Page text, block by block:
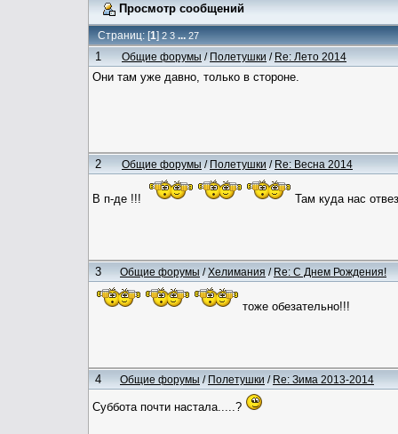
Просмотр сообщений
Страниц: [1]2 3 ...27
1 Общие форумы / Полетушки / Re: Лето 2014
Они там уже давно, только в стороне.
2 Общие форумы / Полетушки / Re: Весна 2014
В п-де !!! Там куда нас
3 Общие форумы /Хелимания / Re: С Днем Рождения!
тоже обезательно!!!
4 Общие форумы / Полетушки / Re: Зима 2013-2014
Суббота почти настала.....?